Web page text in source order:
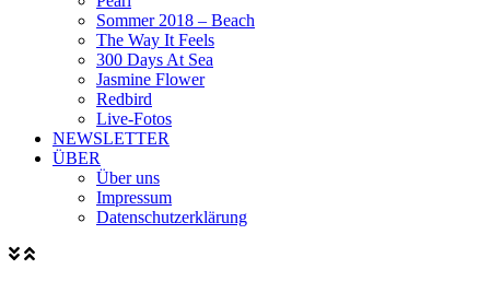
Sommer 2018 – Beach
The Way It Feels
300 Days At Sea
Jasmine Flower
Redbird
Live-Fotos
NEWSLETTER
ÜBER
Über uns
Impressum
Datenschutzerklärung